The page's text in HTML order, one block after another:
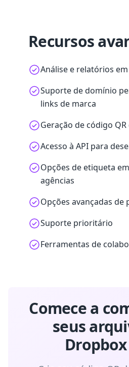
Recursos
Análise e relatórios
Suporte de domínio
links de marca
Geração de código
Acesso à API para
Opções de etiqueta
agências
Opções avançadas de
Suporte prioritário
Ferramentas de
Comece a
seus